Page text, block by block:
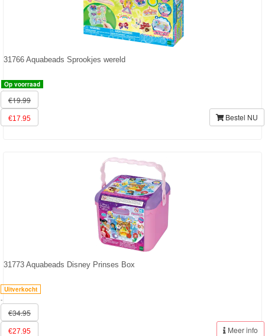
Fairies
Megabloks
Monster
High
Planes
Sofia
het
prinsesje
31766 Aquabeads Sprookjes wereld
Op voorraad
€19.99
€17.95 Bestel NU
31773 Aquabeads Disney Prinses Box
Uitverkocht
-
€34.95
€27.95 Meer info